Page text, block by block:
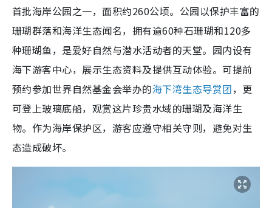
首批海岸公园之一，面积约260公顷。公园以保护丰富的
珊瑚群落和海洋生态闻名，拥有逾60种石珊瑚和120多
种珊瑚鱼，是爱好自然与潜水活动者的天堂。园内设有
海下游客中心，展示生态资料及提供互动体验。可提前
预约参加世界自然基金会举办的海下湾生态导赏团，更
可登上玻璃底船，观赏这片珍贵水域的珊瑚及海洋生
物。作为海岸保护区，游客应遵守相关守则，避免对生
态造成破坏。